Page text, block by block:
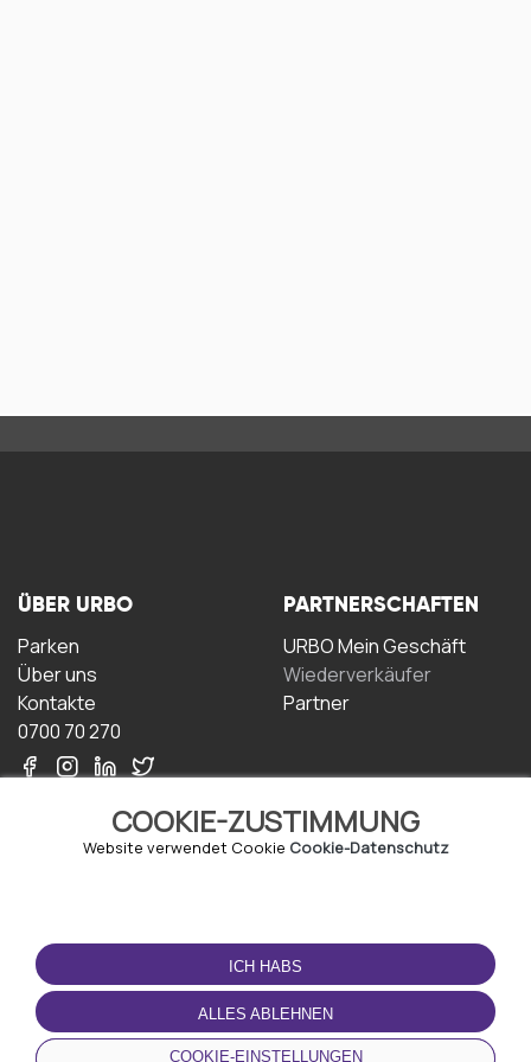
COOKIE-ZUSTIMMUNG
Website verwendet Cookie Cookie-Datenschutz
ICH HABS
ALLES ABLEHNEN
COOKIE-EINSTELLUNGEN
ÜBER URBO
Parken
Über uns
Kontakte
0700 70 270
PARTNERSCHAFTEN
URBO Mein Geschäft
Wiederverkäufer
Partner
NUTZUNGSBEDINGUNGEN
Geschäftsbedingungen
Datenschutz-
Bestimmungen
Cookie-Richtlinie
LADEN SIE DIE APP
HERUNTER